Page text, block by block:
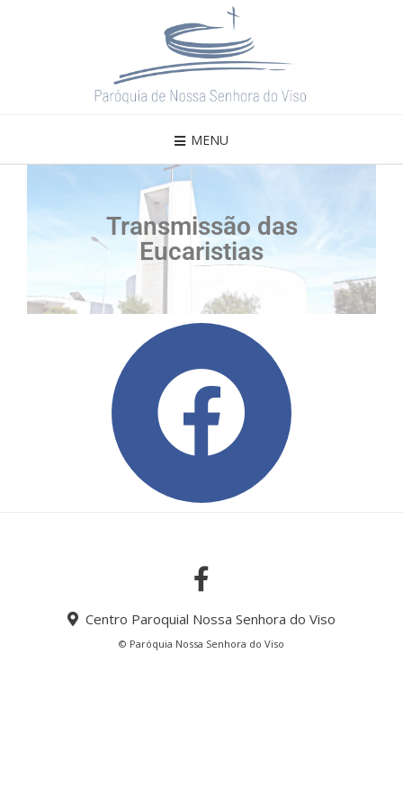
MENU
Transmissão das
Eucaristias
Centro Paroquial Nossa Senhora do Viso
© Paróquia Nossa Senhora do Viso